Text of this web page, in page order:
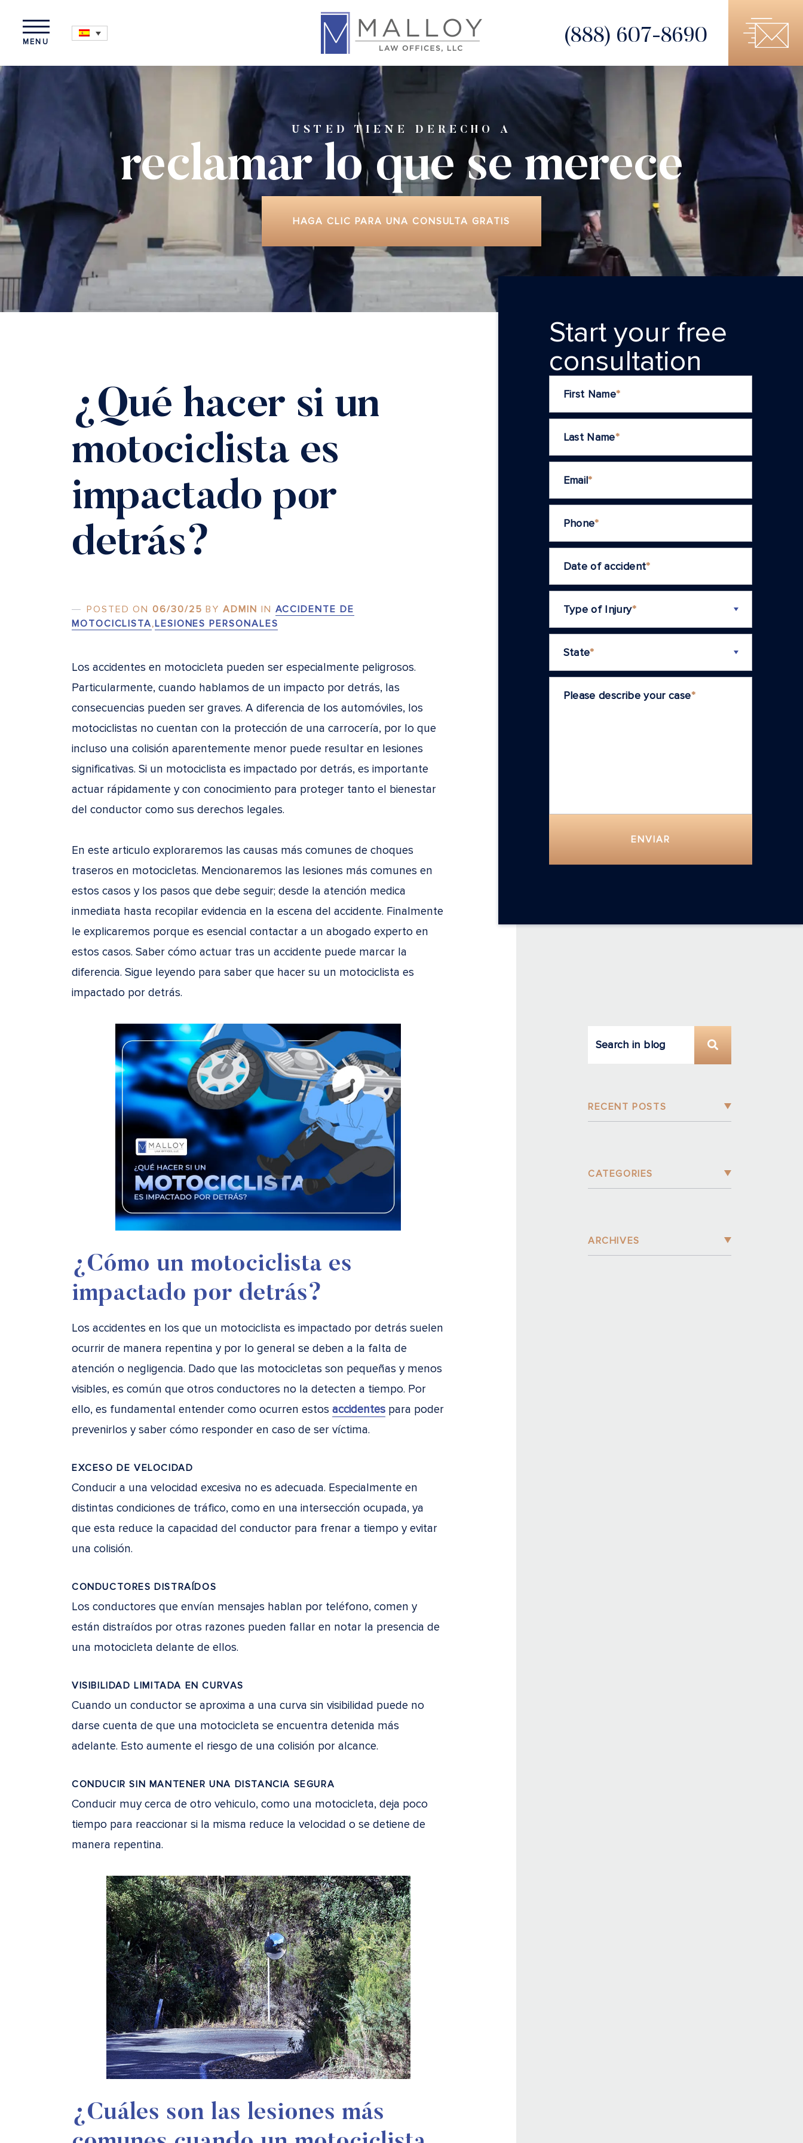
MENU (888) 607-8690
USTED TIENE DERECHO A
reclamar lo quese merece
HAGA CLIC PARA UNA CONSULTA GRATIS
¿Qué hacer si un
motociclista es
impactado por
detrás?
POSTED ON06/30/25 BYADMIN IN ACCIDENTE DE
MOTOCICLISTA,LESIONES PERSONALES
Los accidentes en motocicleta pueden ser especialmente peligrosos.
Particularmente, cuando hablamos de un impacto por detrás, las
consecuencias pueden ser graves. A diferencia de los automóviles, los
motociclistas no cuentan con la protección de una carrocería, por lo que
incluso una colisión aparentemente menor puede resultar en lesiones
significativas. Si un motociclista es impactado por detrás, es importante
actuar rápidamente y con conocimiento para proteger tanto el bienestar
del conductor como sus derechos legales.
En este articulo exploraremos las causas más comunes de choques
traseros en motocicletas. Mencionaremos las lesiones más comunes en
estos casos y los pasos que debe seguir; desde la atención medica
inmediata hasta recopilar evidencia en la escena del accidente. Finalmente
le explicaremos porque es esencial contactar a un abogado experto en
estos casos. Saber cómo actuar tras un accidente puede marcar la
diferencia. Sigue leyendo para saber que hacer su un motociclista es
impactado por detrás.
¿Cómo un motociclista es
impactado por detrás?
Los accidentes en los que un motociclista es impactado por detrás suelen
ocurrir de manera repentina y por lo general se deben a la falta de
atención o negligencia. Dado que las motocicletas son pequeñas y menos
visibles, es común que otros conductores no la detecten a tiempo. Por
ello, es fundamental entender como ocurren estos accidentes para poder
prevenirlos y saber cómo responder en caso de ser víctima.
EXCESO DE VELOCIDAD
Conducir a una velocidad excesiva no es adecuada. Especialmente en
distintas condiciones de tráfico, como en una intersección ocupada, ya
que esta reduce la capacidad del conductor para frenar a tiempo y evitar
una colisión.
CONDUCTORES DISTRAÍDOS
Los conductores que envían mensajes hablan por teléfono, comen y
están distraídos por otras razones pueden fallar en notar la presencia de
una motocicleta delante de ellos.
VISIBILIDAD LIMITADA EN CURVAS
Cuando un conductor se aproxima a una curva sin visibilidad puede no
darse cuenta de que una motocicleta se encuentra detenida más
adelante. Esto aumente el riesgo de una colisión por alcance.
CONDUCIR SIN MANTENER UNA DISTANCIA SEGURA
Conducir muy cerca de otro vehiculo, como una motocicleta, deja poco
tiempo para reaccionar si la misma reduce la velocidad o se detiene de
manera repentina.
¿Cuáles son las lesiones más
Start your frеe
consultation
First Name*
Last Name*
Email*
Phone*
Date of accident*
Type of Injury*
State*
Please describe your case*
ENVIAR
RECENT POSTS
CATEGORIES
ARCHIVES